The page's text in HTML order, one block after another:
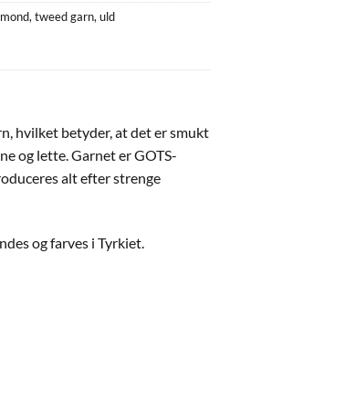
,tweed garn,uld
hvilket betyder, at det er smukt
og lette. Garnet er GOTS-
alt efter strenge
og farves i Tyrkiet.